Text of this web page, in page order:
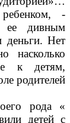
-
ее дивным
деньги. Нет
насколько
к детям,
родителей
рода «
детей с